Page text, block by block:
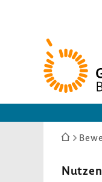
Zur
Startseite
Sie
hier: